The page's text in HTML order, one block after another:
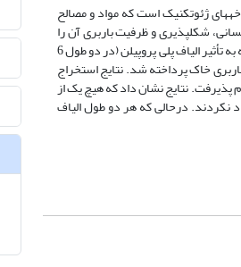
ژئوتکنیک است که مواد و مصالح
شکل­پذیری و ظرفیت باربری آن را
بهبود می­بخشد. عناصری که در تسلیح به کار می روند از جنس فلزات، مواد پلیمری و حتی گیاهان هستند. دراین مطالعه به تأثیر الیاف پلی پروپیلن (در دو طول 6
تراکمی و ظرفیت باربری خاک پرداخته شد. نتایج استخراج
تصادفی مورد تجزیه وتحلیل آماری قرار گرفت و مقایسه میانگین­های آن­ها در سطح آماری1% انجام پذیرفت. نتایج نشان داد که هیچ یک از
نکردند. درحالی که هر دو طول الیاف